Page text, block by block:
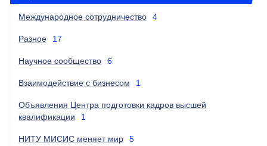
Международное сотрудничество 4
Разное 17
Научное сообщество 6
Взаимодействие с бизнесом 1
Объявления Центра подготовки кадров высшей
квалификации
1
НИТУ МИСИС меняет мир 5